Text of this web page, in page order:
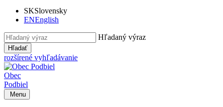
SKSlovensky
ENEnglish
Hľadaný výraz
Hľadať
rozšírené vyhľadávanie
Obec
Podbiel
Menu